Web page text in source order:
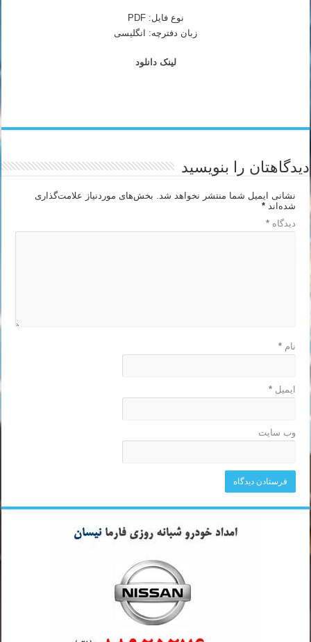
نوع فایل: PDF
زبان دفترچه: انگلیسی
لینک دانلود
دیدگاهتان را بنویسید
نشانی ایمیل شما منتشر نخواهد شد.
بخش‌های موردنیاز علامت‌گذاری
شده‌اند*
دیدگاه*
نام*
ایمیل*
وب‌ سایت